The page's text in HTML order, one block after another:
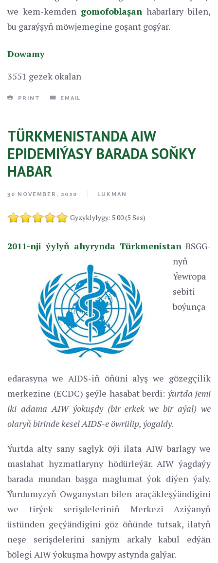
we kem-kemden gomofoblaşan habarlary bilen,
bu garaýşyň möwjemegine goşant goşýar.
Dowamy
3551 gezek okalan
PRINT EMAIL
TÜRKMENISTANDA AIW
EPIDEMIÝASY BARADA SOŇKY
HABAR
30 NOVEMBER, 2020 LUKMAN
Gyzyklylygy: 5.00 (5 Ses)
2011-nji ýylyň ahyrynda Türkmenistan BSGG-
nyň
Ýewropa
sebiti
boýunça
edarasyna we AIDS-iň öňüni alyş we gözegçilik
merkezine (ECDC) şeýle hasabat berdi: ýurtda jemi
iki adama AIW ýokuşdy (bir erkek we bir aýal) we
olaryň birinde kesel AIDS-e öwrülip, ýogaldy.
Ýurtda alty sany saglyk öýi ilata AIW barlagy we
maslahat hyzmatlaryny hödürleýär. AIW ýagdaýy
barada mundan başga maglumat ýok diýen ýaly.
Ýurdumyzyň Owganystan bilen araçäkleşýändigini
we tirýek serişdeleriniň Merkezi Aziýanyň
üstünden geçýändigini göz öňünde tutsak, ilatyň
neşe serişdelerini sanjym arkaly kabul edýän
bölegi AIW ýokuşma howpy astynda galýar.